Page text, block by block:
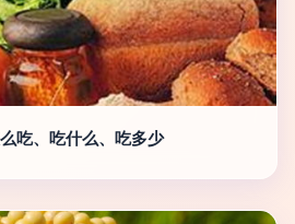
吃、吃什么、吃多少